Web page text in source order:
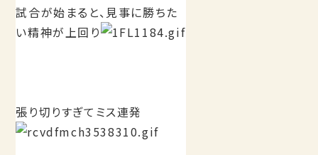
試合が始まると、見事に勝ちた
い精神が上回り
張り切りすぎてミス連発